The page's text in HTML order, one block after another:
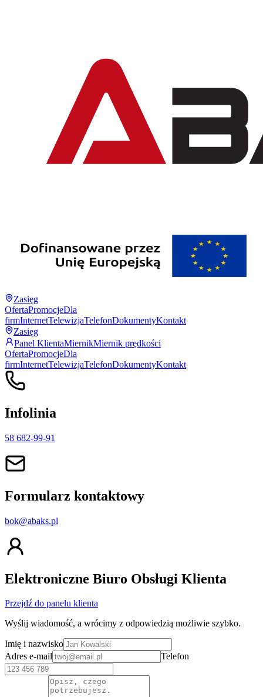
Zasięg
OfertaPromocjeDla
firmInternetTelewizjaTelefonDokumentyKontakt
Zasięg
Panel KlientaMiernikMiernik prędkości
OfertaPromocjeDla
firmInternetTelewizjaTelefonDokumentyKontakt
Infolinia
58 682-99-91
Formularz kontaktowy
bok@abaks.pl
Elektroniczne Biuro Obsługi Klienta
Przejdź do panelu klienta
Wyślij wiadomość, a wrócimy z odpowiedzią możliwie szybko.
Imię i nazwisko
Adres e-mail
Telefon